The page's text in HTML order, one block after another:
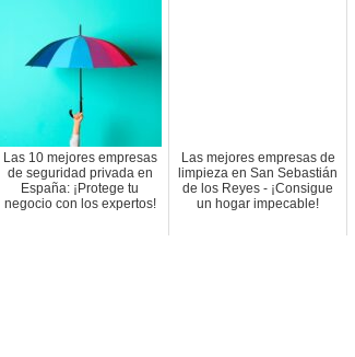
Las 10 mejores empresas
de seguridad privada en
España: ¡Protege tu
negocio con los expertos!
Las mejores empresas de
limpieza en San Sebastián
de los Reyes - ¡Consigue
un hogar impecable!